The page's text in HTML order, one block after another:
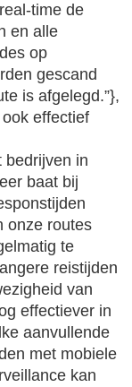
time de
en alle
op
gescand
is afgelegd.”},
ook effectief
bedrijven in
baat bij
onze routes
te
reistijden
van
effectiever in
aanvullende
met mobiele
kan